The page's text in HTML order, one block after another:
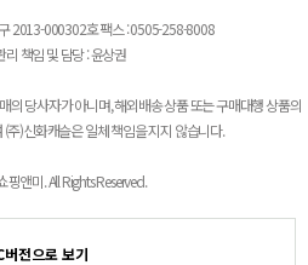
2013-000302호 팩스 : 0505-258-8008
책임 및 담당 : 윤상권
의 당사자가 아니며, 해외배송 상품 또는 구매대행 상품의
주)신화캐슬은 일체 책임을 지지 않습니다.
앤미. All Rights Reserved.
버전으로 보기